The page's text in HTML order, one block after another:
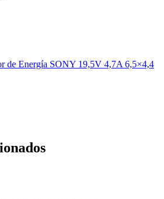
de Energía SONY 19,5V 4,7A 6,5×4,4